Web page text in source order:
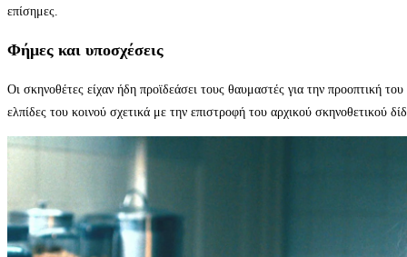
επίσημες.
Φήμες και υποσχέσεις
Οι σκηνοθέτες είχαν ήδη προϊδεάσει τους θαυμαστές για την προοπτική
ελπίδες του κοινού σχετικά με την επιστροφή του αρχικού σκηνοθετικού